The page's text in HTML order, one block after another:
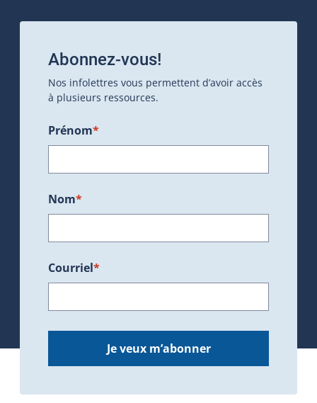
Abonnez-vous!
Nos infolettres vous permettent d’avoir accès
à plusieurs ressources.
Prénom*
Nom*
Courriel*
Je veux m’abonner